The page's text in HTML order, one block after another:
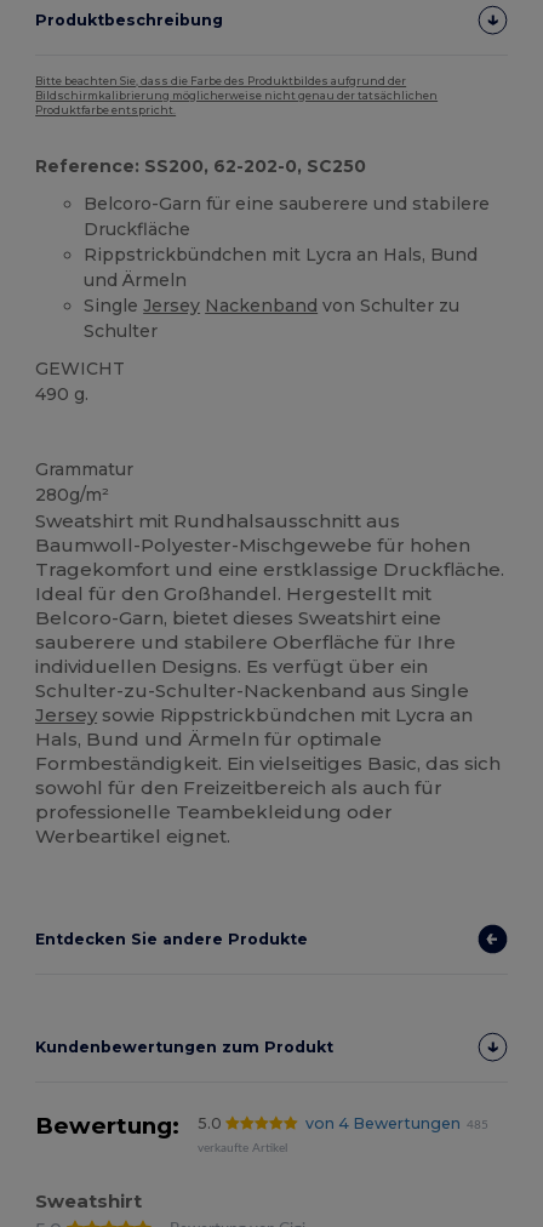
Produktbeschreibung
Bitte beachten Sie, dass die Farbe des Produktbildes aufgrund der
Bildschirmkalibrierung möglicherweise nicht genau der tatsächlichen
Produktfarbe entspricht.
Reference: SS200, 62-202-0, SC250
Belcoro-Garn für eine sauberere und stabilere
Druckfläche
Rippstrickbündchen mit Lycra an Hals, Bund
und Ärmeln
SingleJersey Nackenband von Schulter zu
Schulter
GEWICHT
490 g.
Grammatur
280g/m²
Sweatshirt mit Rundhalsausschnitt aus
Baumwoll-Polyester-Mischgewebe für hohen
Tragekomfort und eine erstklassige Druckfläche.
Ideal für den Großhandel. Hergestellt mit
Belcoro-Garn, bietet dieses Sweatshirt eine
sauberere und stabilere Oberfläche für Ihre
individuellen Designs. Es verfügt über ein
Schulter-zu-Schulter-Nackenband aus Single
Jersey sowie Rippstrickbündchen mit Lycra an
Hals, Bund und Ärmeln für optimale
Formbeständigkeit. Ein vielseitiges Basic, das sich
sowohl für den Freizeitbereich als auch für
professionelle Teambekleidung oder
Werbeartikel eignet.
Entdecken Sie andere Produkte
Kundenbewertungen zum Produkt
Bewertung: 5.0 von 4 Bewertungen
485
verkaufte Artikel
Sweatshirt